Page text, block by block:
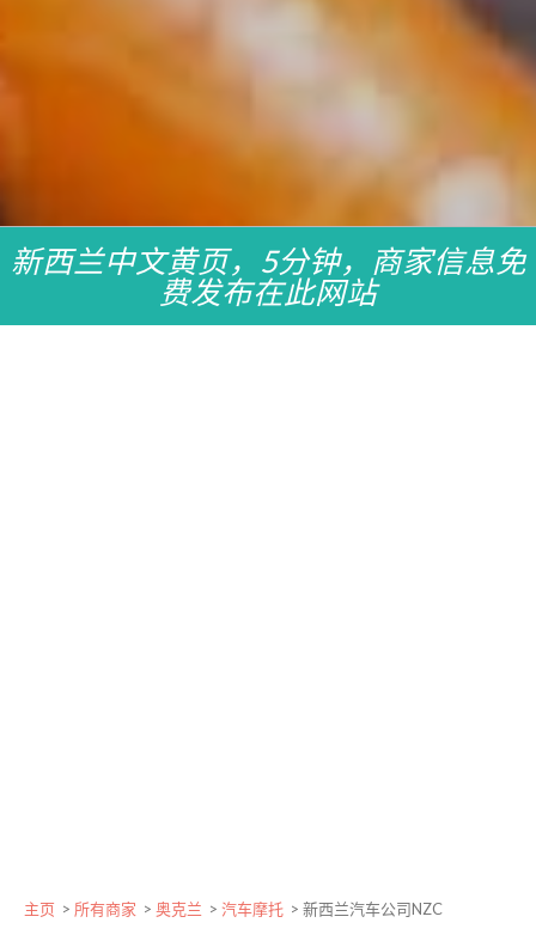
新西兰中文黄页，5分钟，商家信息免
费发布在此网站
主页 > 所有商家 > 奥克兰 > 汽车摩托 > 新西兰汽车公司NZC